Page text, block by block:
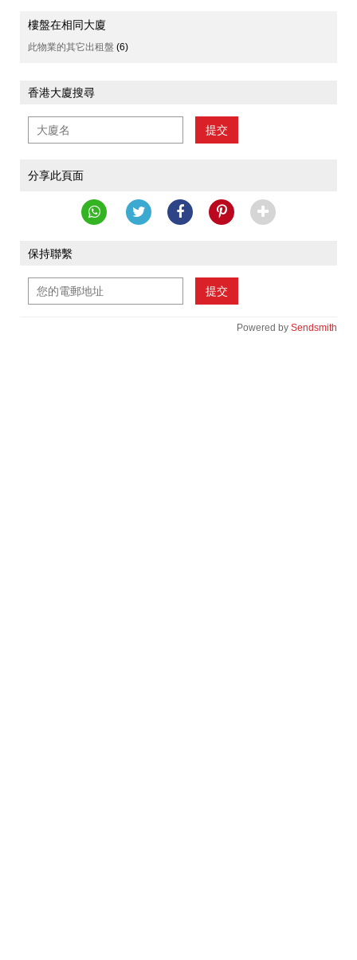
樓盤在相同大廈
此物業的其它出租盤 (6)
香港大廈搜尋
提交
分享此頁面
保持聯繫
提交
Powered by Sendsmith